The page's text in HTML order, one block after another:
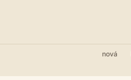
nová